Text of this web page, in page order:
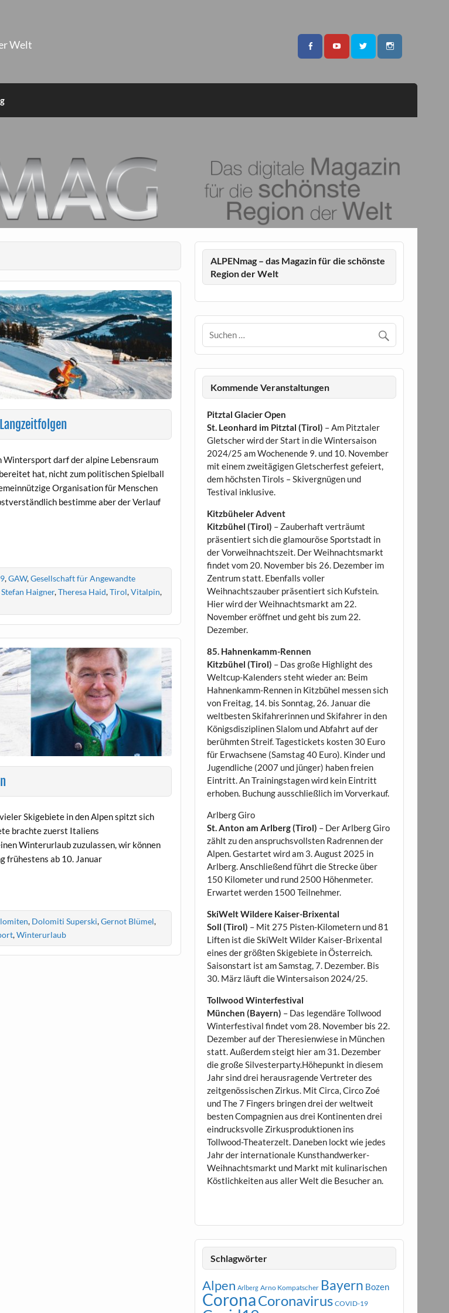
Welt
Wintersport darf der alpine Lebensraum
hat, nicht zum politischen Spielball
Organisation für Menschen
bestimme aber der Verlauf
,GAW,Gesellschaft für Angewandte
Stefan Haigner,Theresa Haid,Tirol,Vitalpin,
Skigebiete in den Alpen spitzt sich
brachte zuerst Italiens
Winterurlaub zuzulassen, wir können
frühestens ab 10. Januar
, Dolomiti Superski,Gernot Blümel,
,Winterurlaub
ALPENmag – das Magazin für die schönste
Region der Welt
Kommende Veranstaltungen
Pitztal Glacier Open
St. Leonhard im Pitztal (Tirol) – Am Pitztaler
Gletscher wird der Start in die Wintersaison
2024/25 am Wochenende 9. und 10. November
mit einem zweitägigen Gletscherfest gefeiert,
dem höchsten Tirols – Skivergnügen und
Testival inklusive.
Kitzbüheler Advent
Kitzbühel (Tirol) – Zauberhaft verträumt
präsentiert sich die glamouröse Sportstadt in
der Vorweihnachtszeit. Der Weihnachtsmarkt
findet vom 20. November bis 26. Dezember im
Zentrum statt. Ebenfalls voller
Weihnachtszauber präsentiert sich Kufstein.
Hier wird der Weihnachtsmarkt am 22.
November eröffnet und geht bis zum 22.
Dezember.
85. Hahnenkamm-Rennen
Kitzbühel (Tirol) – Das große Highlight des
Weltcup-Kalenders steht wieder an: Beim
Hahnenkamm-Rennen in Kitzbühel messen sich
von Freitag, 14. bis Sonntag, 26. Januar die
weltbesten Skifahrerinnen und Skifahrer in den
Königsdisziplinen Slalom und Abfahrt auf der
berühmten Streif. Tagestickets kosten 30 Euro
für Erwachsene (Samstag 40 Euro). Kinder und
Jugendliche (2007 und jünger) haben freien
Eintritt. An Trainingstagen wird kein Eintritt
erhoben. Buchung ausschließlich im Vorverkauf.
Arlberg Giro
St. Anton am Arlberg (Tirol) – Der Arlberg Giro
zählt zu den anspruchsvollsten Radrennen der
Alpen. Gestartet wird am 3. August 2025 in
Arlberg. Anschließend führt die Strecke über
150 Kilometer und rund 2500 Höhenmeter.
Erwartet werden 1500 Teilnehmer.
SkiWelt Wildere Kaiser-Brixental
Soll (Tirol) – Mit 275 Pisten-Kilometern und 81
Liften ist die SkiWelt Wilder Kaiser-Brixental
eines der größten Skigebiete in Österreich.
Saisonstart ist am Samstag, 7. Dezember. Bis
30. März läuft die Wintersaison 2024/25.
Tollwood Winterfestival
München (Bayern) – Das legendäre Tollwood
Winterfestival findet vom 28. November bis 22.
Dezember auf der Theresienwiese in München
statt. Außerdem steigt hier am 31. Dezember
die große Silvesterparty.Höhepunkt in diesem
Jahr sind drei herausragende Vertreter des
zeitgenössischen Zirkus. Mit Circa, Circo Zoé
und The 7 Fingers bringen drei der weltweit
besten Compagnien aus drei Kontinenten drei
eindrucksvolle Zirkusproduktionen ins
Tollwood-Theaterzelt. Daneben lockt wie jedes
Jahr der internationale Kunsthandwerker-
Weihnachtsmarkt und Markt mit kulinarischen
Köstlichkeiten aus aller Welt die Besucher an.
Schlagwörter
Alpen Arlberg Arno Kompatscher Bayern Bozen
CoronaCoronavirus COVID-19